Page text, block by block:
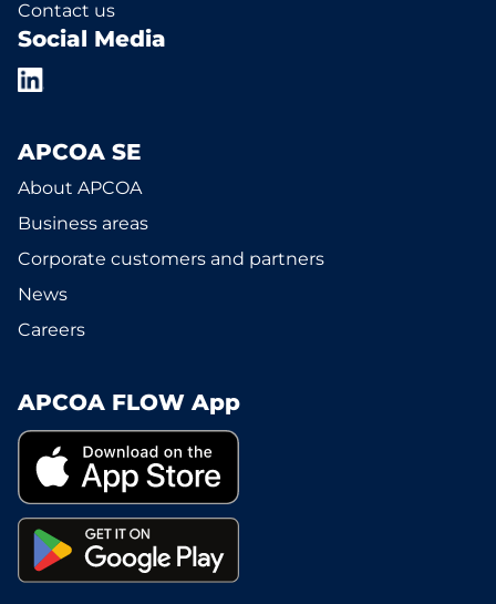
Contact us
Social Media
APCOA SE
About APCOA
Business areas
Corporate customers and partners
News
Careers
APCOA FLOW App